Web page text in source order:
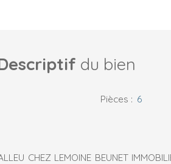
du bien
Pièces : 6
CHEZ LEMOINE BEUNET